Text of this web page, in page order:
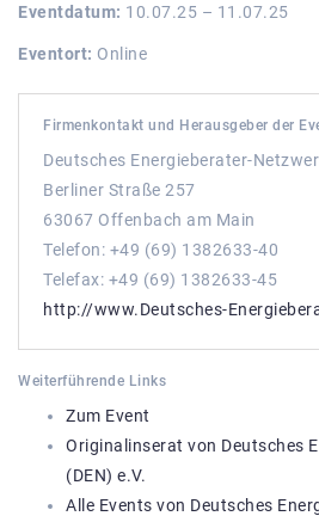
Eventdatum: 10.07.25 – 11.07.25
Eventort: Online
Firmenkontakt und Herausgeber der
Deutsches Energieberater-
Berliner Straße 257
63067 Offenbach am Main
Telefon: +49 (69) 1382633-40
Telefax: +49 (69) 1382633-45
http://www.Deutsches-
Weiterführende Links
Zum Event
Originalinserat von Deutsches
(DEN) e.V.
Alle Events von Deutsches